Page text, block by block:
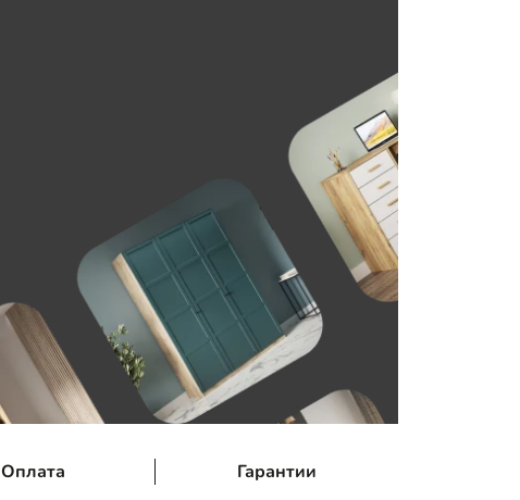
Оплата Гарантии